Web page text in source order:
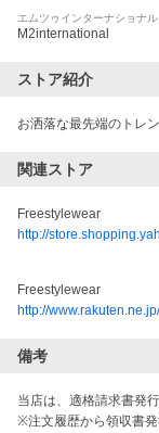
エムツゥインターナショナル
M2international
ストア紹介
お洒落な最先端のトレ
関連ストア
Freestylewear
http://
Freestylewear
http://
備考
当店は、適格請求書発
※注文履歴から領収書発